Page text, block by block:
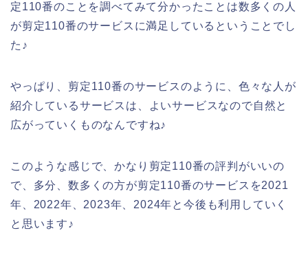
定110番のことを調べてみて分かったことは数多くの人
が剪定110番のサービスに満足しているということでし
た♪
やっぱり、剪定110番のサービスのように、色々な人が
紹介しているサービスは、よいサービスなので自然と
広がっていくものなんですね♪
このような感じで、かなり剪定110番の評判がいいの
で、多分、数多くの方が剪定110番のサービスを2021
年、2022年、2023年、2024年と今後も利用していく
と思います♪